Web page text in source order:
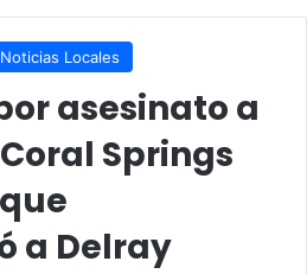
Noticias Locales
asesinato a
Springs
a Delray